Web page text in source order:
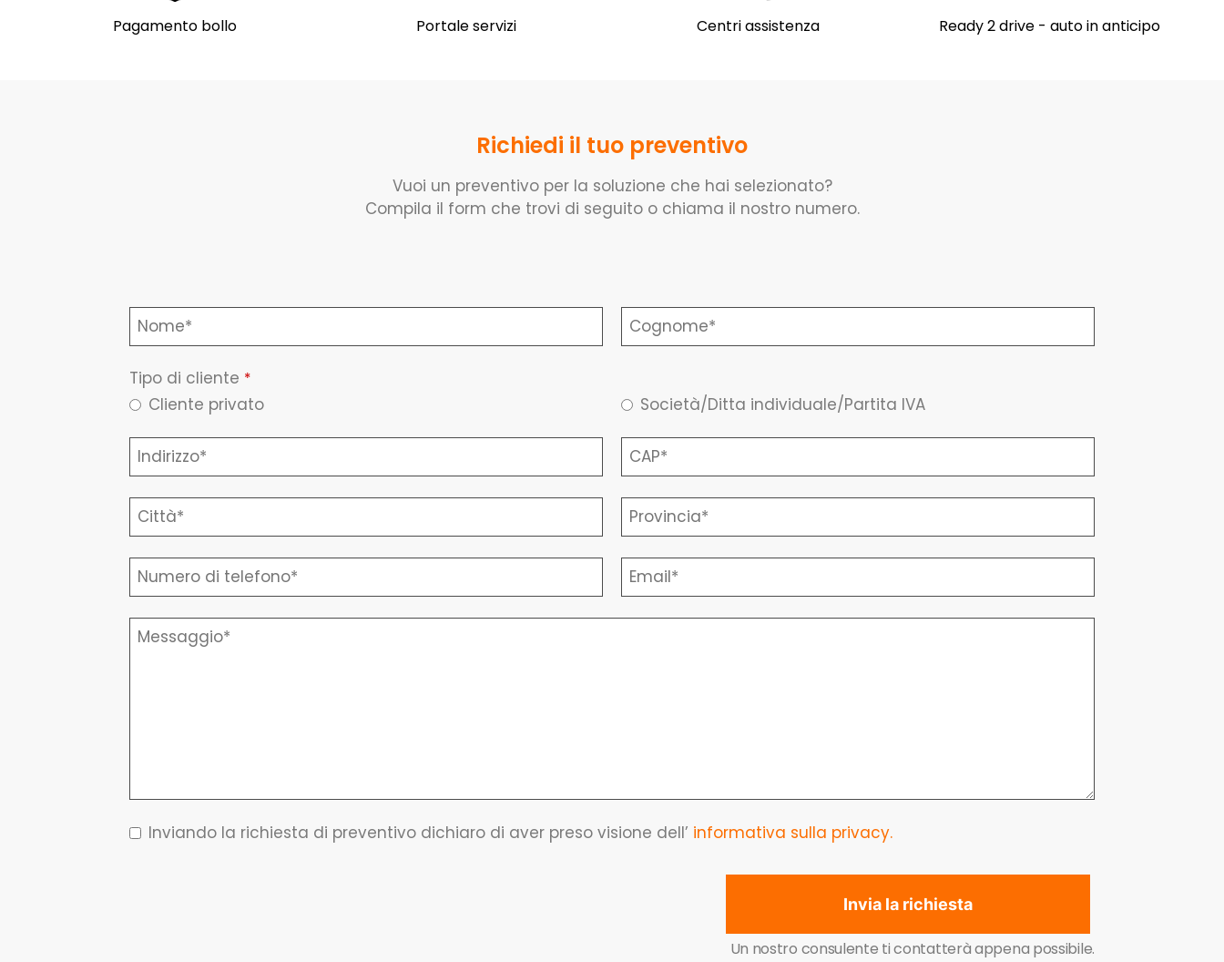
Pagamento bollo Portale servizi Centri assistenza Ready 2 drive - auto in anticipo
Richiedi il tuo preventivo
Vuoi un preventivo per la soluzione che hai selezionato?
Compila il form che trovi di seguito o chiama il nostro numero.
Tipo di cliente *
Cliente privato Società/Ditta individuale/Partita IVA
Inviando la richiesta di preventivo dichiaro di aver preso visione dell’ informativa sulla privacy.
Invia la richiesta
Un nostro consulente ti contatterà appena possibile.